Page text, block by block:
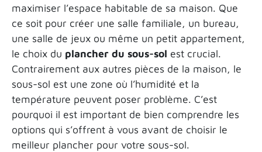
maximiser l’espace habitable de sa maison. Que
ce soit pour créer une salle familiale, un bureau,
une salle de jeux ou même un petit appartement,
le choix du plancher du sous-sol est crucial.
Contrairement aux autres pièces de la maison, le
sous-sol est une zone où l’humidité et la
température peuvent poser problème. C’est
pourquoi il est important de bien comprendre les
options qui s’offrent à vous avant de choisir le
meilleur plancher pour votre sous-sol.